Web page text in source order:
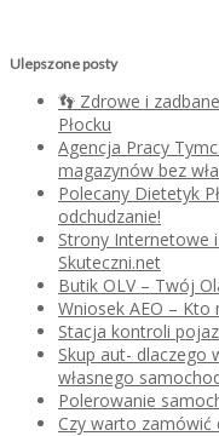
Ulepszone posty
👣 Zdrowe i
Płocku
Agencja Pracy
magazynów bez
Polecany Dietetyk
odchudzanie!
Strony Internetowe
Skuteczni.net
Butik OLV – Twój
Wniosek AEO – Kto
Stacja kontroli
Skup aut- dlaczego
własnego
Polerowanie
Czy warto zamówić